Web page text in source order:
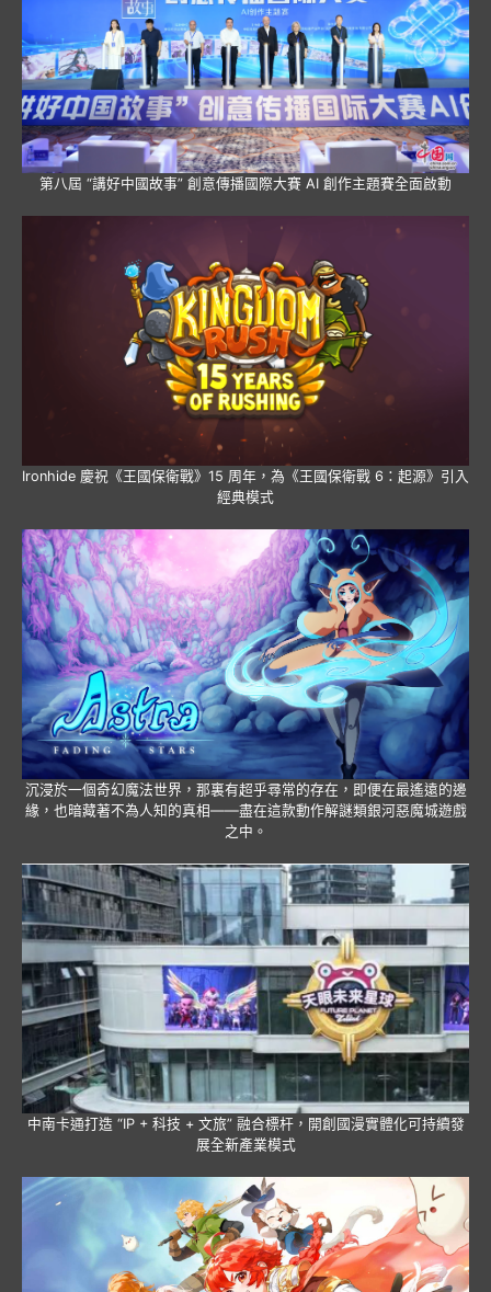
第八屆 “講好中國故事” 創意傳播國際大賽 AI 創作主題賽全面啟動
Ironhide 慶祝《王國保衛戰》15 周年，為《王國保衛戰 6：起源》引入
經典模式
沉浸於一個奇幻魔法世界，那裏有超乎尋常的存在，即便在最遙遠的邊
緣，也暗藏著不為人知的真相——盡在這款動作解謎類銀河惡魔城遊戲
之中。
中南卡通打造 “IP + 科技 + 文旅” 融合標杆，開創國漫實體化可持續發
展全新產業模式